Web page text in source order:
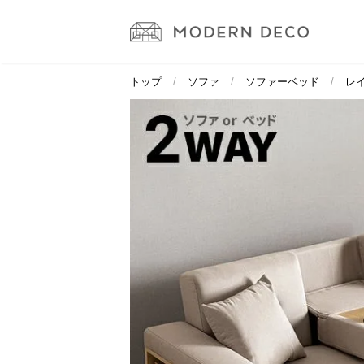
トップ ソファ ソファーベッド レ